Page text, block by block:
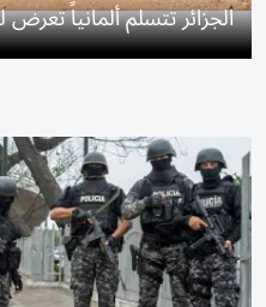
الجزائر تتسلم ألمانياً